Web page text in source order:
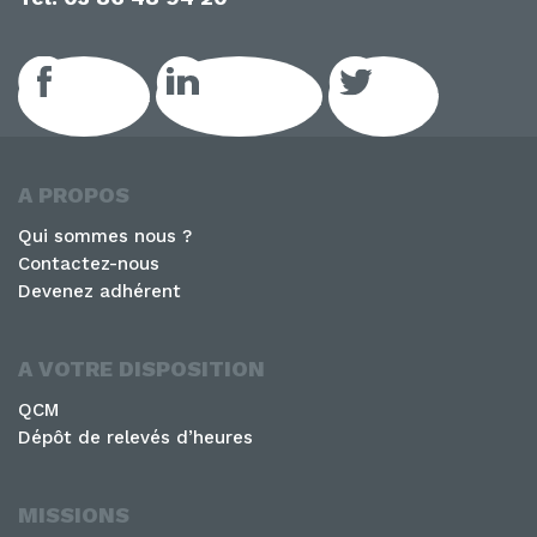
Facebook LinkedIn GEIQ Twitter
A PROPOS
Qui sommes nous ?
Contactez-nous
Devenez adhérent
A VOTRE DISPOSITION
QCM
Dépôt de relevés d’heures
MISSIONS